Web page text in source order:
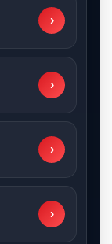
›
›
›
›